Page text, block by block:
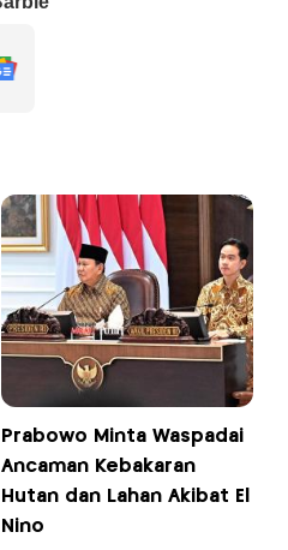
Prabowo Minta Waspadai
Ancaman Kebakaran
Hutan dan Lahan Akibat El
Nino